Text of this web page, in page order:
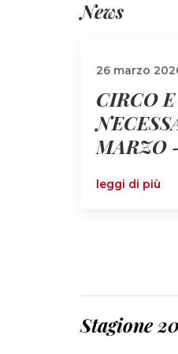
News
26 marzo
CIRCO
MARZO
leggi di più
Stagione